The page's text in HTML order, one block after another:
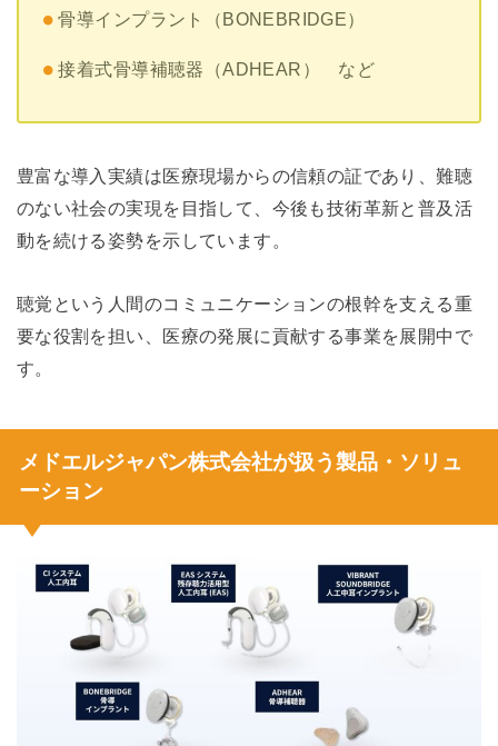
骨導インプラント（BONEBRIDGE）
接着式骨導補聴器（ADHEAR） など
豊富な導入実績は医療現場からの信頼の証であり、難聴
のない社会の実現を目指して、今後も技術革新と普及活
動を続ける姿勢を示しています。
聴覚という人間のコミュニケーションの根幹を支える重
要な役割を担い、医療の発展に貢献する事業を展開中で
す。
メドエルジャパン株式会社が扱う製品・ソリュ
ーション